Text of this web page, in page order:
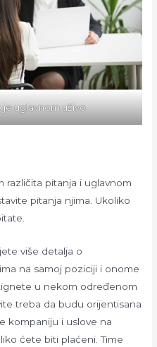
je uglavnom uživo
različita pitanja i uglavnom
pitanja njima. Ukoliko
više detalja o
na samoj poziciji i onome
u nekom određenom
treba da budu orijentisana
kompaniju i uslove na
ćete biti plaćeni. Time